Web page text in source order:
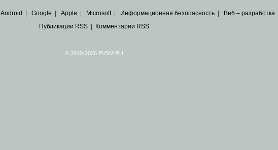
Android | Google | Apple | Microsoft | Информационная безопасность | Веб – разработка
Публикации RSS| Комментарии RSS
© 2010-2026 PVSM.RU